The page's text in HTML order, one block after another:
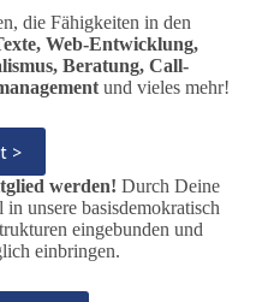
die Fähigkeiten in den
Web-Entwicklung,
Beratung, Call-
und vieles mehr!
>
werden! Durch Deine
unsere basisdemokratisch
eingebunden und
einbringen.